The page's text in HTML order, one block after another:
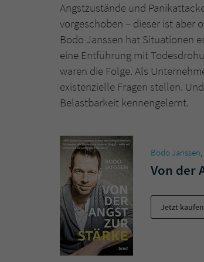
Angstzustände und
vorgeschoben – dieser ist aber
Bodo Janssen hat Situationen
eine Entführung mit
waren die Folge. Als
existenzielle Fragen stellen.
Belastbarkeit kennengelernt.
Bodo Janssen,
Von der
Jetzt